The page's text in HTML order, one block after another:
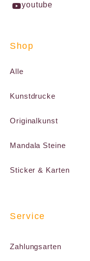
youtube
Shop
Alle
Kunstdrucke
Originalkunst
Mandala Steine
Sticker & Karten
Service
Zahlungsarten